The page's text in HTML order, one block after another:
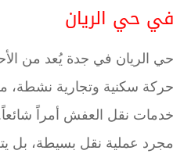
في حي الريان
حي الريان في جدة يُعد من
حركة سكنية وتجارية نشطة،
خدمات نقل العفش أمراً
مجرد عملية نقل بسيطة، بل